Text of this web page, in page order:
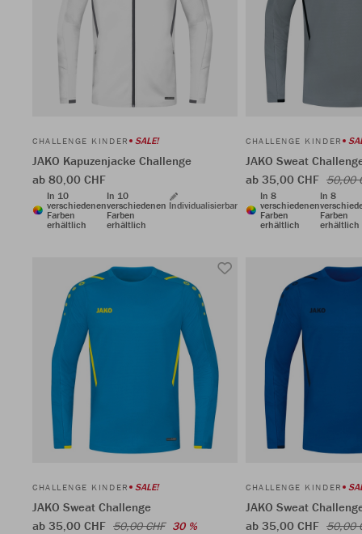
CHALLENGE KINDER SALE!
JAKO Kapuzenjacke Challenge
ab 80,00 CHF
In 10
verschiedenen
Farben
erhältlich
In 10
verschiedenen
Farben
erhältlich
Individualisierbar
CHALLENGE KINDER
JAKO Sweat
ab 35,00 CHF 50,00
In 8
verschiedenen
Farben
erhältlich
In 8
Farben
erhältlich
CHALLENGE KINDER SALE!
JAKO Sweat Challenge
ab 35,00 CHF 50,00 CHF 30 %
CHALLENGE KINDER
JAKO Sweat
ab 35,00 CHF 50,00